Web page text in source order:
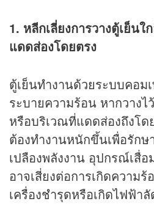
1. หลีกเลี่ยงการวางตู้เย็น
แดดส่องโดยตรง
ตู้เย็นทำงานด้วยระบบคอม
ระบายความร้อน หากวางไ
หรือบริเวณที่แดดส่องถึงโด
ต้องทำงานหนักขึ้นเพื่อรัก
เปลืองพลังงาน อุปกรณ์เสื่
อาจเสี่ยงต่อการเกิดความ
เครื่องชำรุดหรือเกิดไฟฟ้าลั